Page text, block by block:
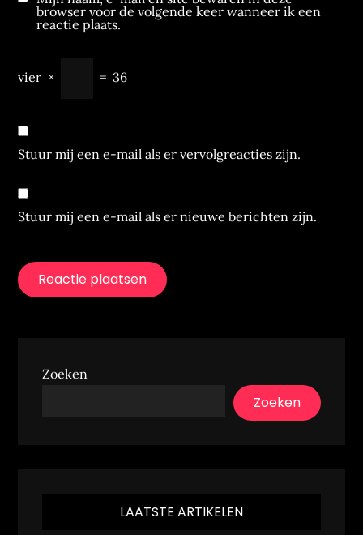
browser voor de volgende keer wanneer ik een
reactie plaats.
vier × = 36
Stuur mij een e-mail als er vervolgreacties zijn.
Stuur mij een e-mail als er nieuwe berichten zijn.
Zoeken
Zoeken
LAATSTE ARTIKELEN